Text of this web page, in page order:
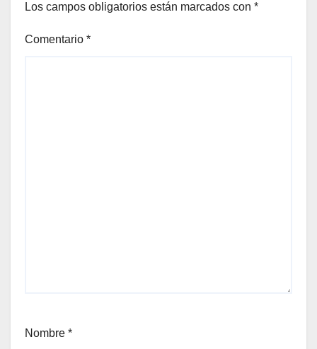
Los campos obligatorios están marcados con *
Comentario *
Nombre *